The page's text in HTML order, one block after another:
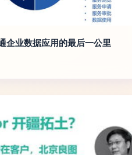
企业数据应用的最后一公里